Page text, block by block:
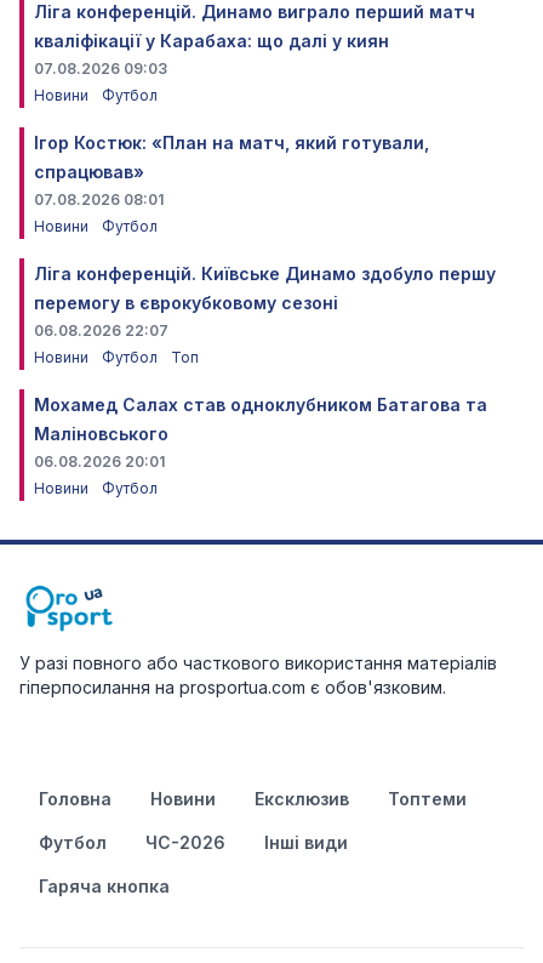
Ліга конференцій. Динамо виграло перший матч
кваліфікації у Карабаха: що далі у киян
07.08.2026 09:03
Новини
Футбол
Ігор Костюк: «План на матч, який готували,
спрацював»
07.08.2026 08:01
Новини
Футбол
Ліга конференцій. Київське Динамо здобуло першу
перемогу в єврокубковому сезоні
06.08.2026 22:07
Новини
Футбол Топ
Мохамед Салах став одноклубником Батагова та
Маліновського
06.08.2026 20:01
Новини
Футбол
У разі повного або часткового використання матеріалів
гіперпосилання на prosportua.com є обов'язковим.
Головна Новини Ексклюзив Топтеми
Футбол ЧС-2026 Інші види
Гаряча кнопка